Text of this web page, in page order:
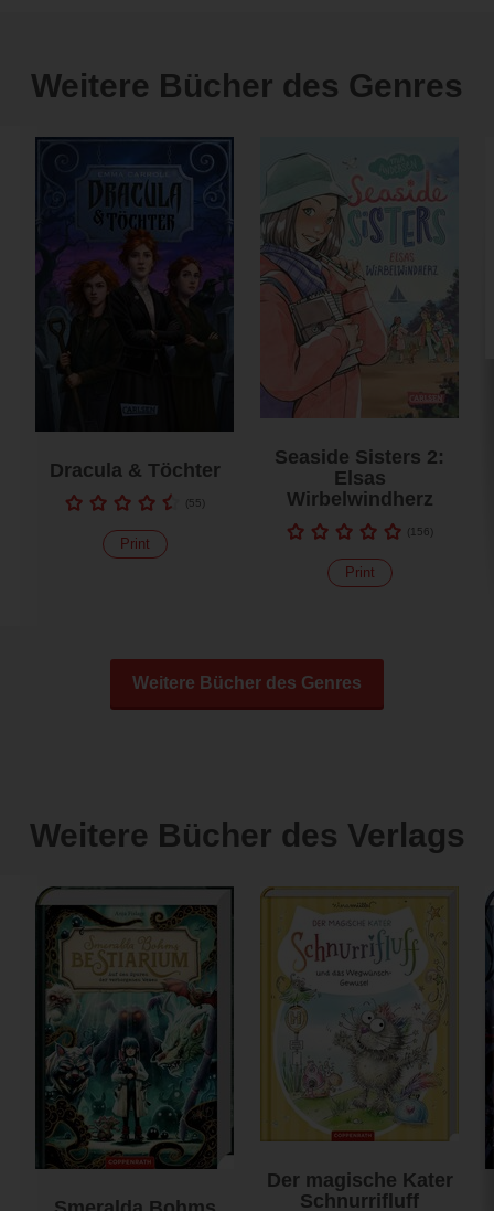
Weitere Bücher des Genres
Dracula & Töchter
(55)
Print
Seaside Sisters 2:
Elsas
Wirbelwindherz
(156)
Print
Weitere Bücher des Genres
Weitere Bücher des Verlags
Der magische Kater
Schnurrifluff